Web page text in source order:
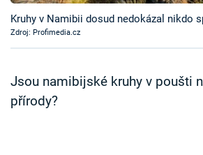
Sledujte prima+
Kruhy v Namibii dosud nedokázal nikdo
Zdroj: Profimedia.cz
Jsou namibijské kruhy v poušti
přírody?